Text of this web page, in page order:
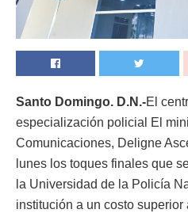
Santo Domingo. D.N.-El
especialización policial El
Comunicaciones, Deligne
lunes los toques finales que
la Universidad de la Policía
institución a un costo